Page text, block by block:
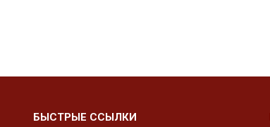
БЫСТРЫЕ ССЫЛКИ